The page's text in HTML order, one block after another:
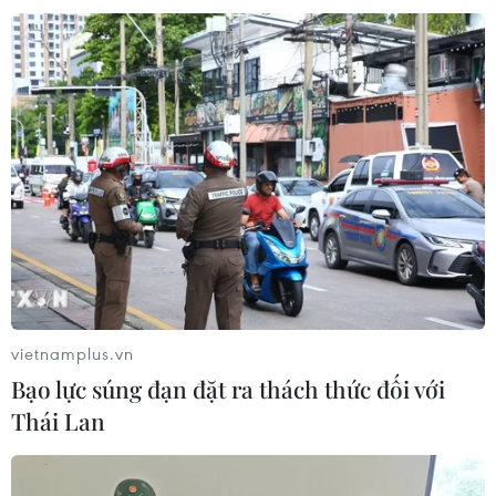
trường bất động sản lành mạnh, bền
vững
05/08/2026 09:21
Bộ Nông nghiệp và Môi trường đề
xuất lùi hạn hoàn thiện cơ sở dữ liệu
đất đai
05/08/2026 08:43
Bộ Dân tộc và Tôn giáo còn nhiều
diện tích trụ sở vượt định mức
04/08/2026 13:47
Kết luận thanh tra chuyên đề cơ sở
vietnamplus.vn
Bạo lực súng đạn đặt ra thách thức đối với
Thái Lan